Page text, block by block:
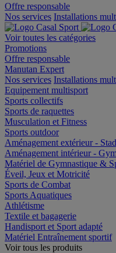
Offre responsable
Nos services Installations
Voir toutes les catégories
Promotions
Offre responsable
Manutan Expert
Nos services Installations
Equipement multisport
Sports collectifs
Sports de raquettes
Musculation et Fitness
Sports outdoor
Aménagement extérieur -
Aménagement intérieur -
Matériel de Gymnastique &
Éveil, Jeux et Motricité
Sports de Combat
Sports Aquatiques
Athlétisme
Textile et bagagerie
Handisport et Sport adapté
Matériel Entraînement sportif
Voir tous les produits